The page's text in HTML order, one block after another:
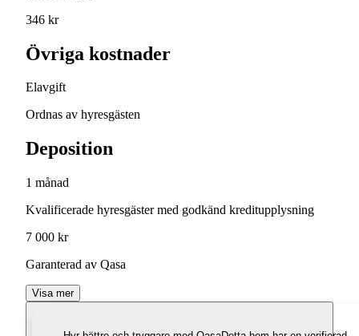
346 kr
Övriga kostnader
Elavgift
Ordnas av hyresgästen
Deposition
1 månad
Kvalificerade hyresgäster med godkänd kreditupplysning
7 000 kr
Garanterad av Qasa
Visa mer